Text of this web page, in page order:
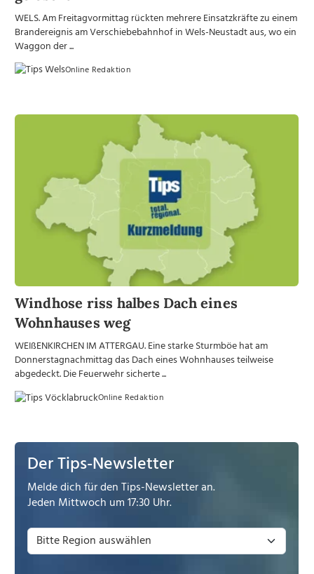
WELS. Am Freitagvormittag rückten mehrere Einsatzkräfte zu einem
Brandereignis am Verschiebebahnhof in Wels-Neustadt aus, wo ein
Waggon der ...
Online Redaktion
Windhose riss halbes Dach eines
Wohnhauses weg
WEIßENKIRCHEN IM ATTERGAU. Eine starke Sturmböe hat am
Donnerstagnachmittag das Dach eines Wohnhauses teilweise
abgedeckt. Die Feuerwehr sicherte ...
Online Redaktion
Der Tips-Newsletter
Melde dich für den Tips-Newsletter an.
Jeden Mittwoch um 17:30 Uhr.